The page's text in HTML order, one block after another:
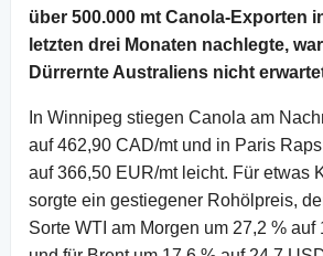
über 500.000 mt Canola-Exporten
letzten drei Monaten nachlegte,
Dürrernte Australiens nicht
In Winnipeg stiegen Canola am
auf 462,90 CAD/mt und in Paris
auf 366,50 EUR/mt leicht. Für etwas
sorgte ein gestiegener Rohölpreis,
Sorte WTI am Morgen um 27,2 % auf